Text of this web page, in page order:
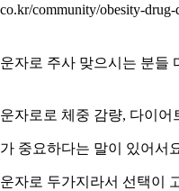
community/obesity-
자로 주사 맞으시는 분들
자로로 체중 감량, 다이어
중요하다는 말이 있어서
자로 두가지라서 선택이